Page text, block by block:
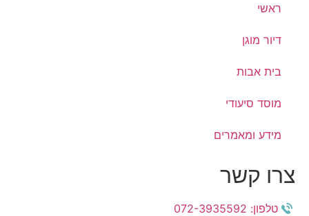
ראשי
דיור מוגן
בית אבות
מוסד סיעודי
מידע ומאמרים
צרו קשר
טלפון: 072-3935592